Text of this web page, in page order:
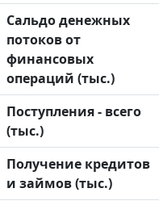
Сальдо денежных
потоков от
финансовых
операций (тыс.)
Поступления - всего
(тыс.)
Получение кредитов
и займов (тыс.)